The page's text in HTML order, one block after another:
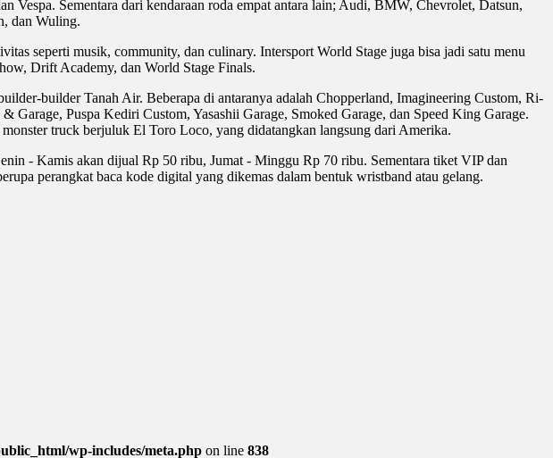
Sementara dari kendaraan roda empat antara lain; Audi, BMW, Chevrolet, Datsun,
dan Wuling.
seperti musik, community, dan culinary. Intersport World Stage juga bisa jadi satu menu
Drift Academy, dan World Stage Finals.
builder Tanah Air. Beberapa di antaranya adalah Chopperland, Imagineering Custom, Ri-
Puspa Kediri Custom, Yasashii Garage, Smoked Garage, dan Speed King Garage.
truck berjuluk El Toro Loco, yang didatangkan langsung dari Amerika.
- Kamis akan dijual Rp 50 ribu, Jumat - Minggu Rp 70 ribu. Sementara tiket VIP dan
perangkat baca kode digital yang dikemas dalam bentuk wristband atau gelang.
wp-includes/meta.php on line 838